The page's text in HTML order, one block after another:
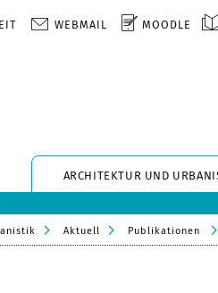
WEBMAIL MOODLE
ARCHITEKTUR UND
Aktuell Publikationen